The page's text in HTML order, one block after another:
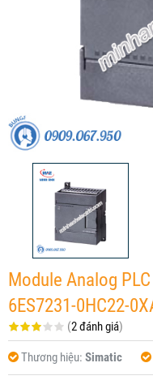
Module Analog
6ES7231-0HC22-
(2 đánh giá)
Thương hiệu: Simatic